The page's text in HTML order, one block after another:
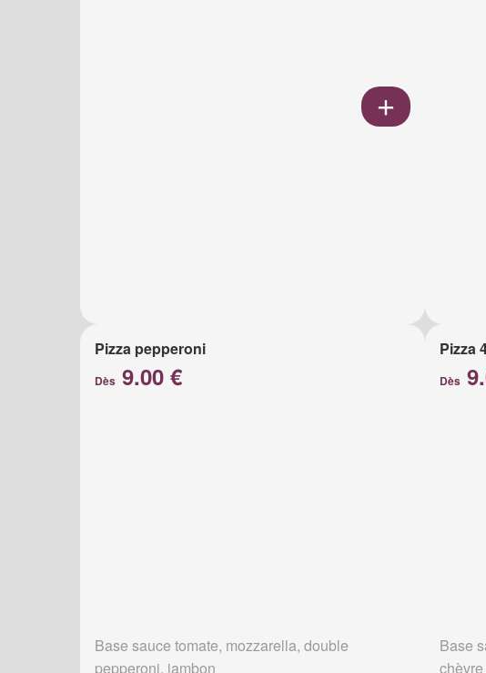
Pizza pepperoni
Dès 9.00 €
Base sauce tomate, mozzarella, double
pepperoni, jambon
Pizza
Dès
Base
chèvre